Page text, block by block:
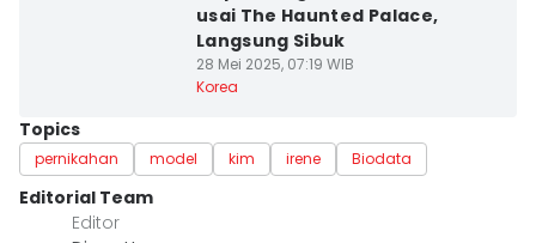
usai The Haunted Palace,
Langsung Sibuk
28 Mei 2025, 07:19 WIB
Korea
Topics
pernikahan model kim irene Biodata
Editorial Team
Editor